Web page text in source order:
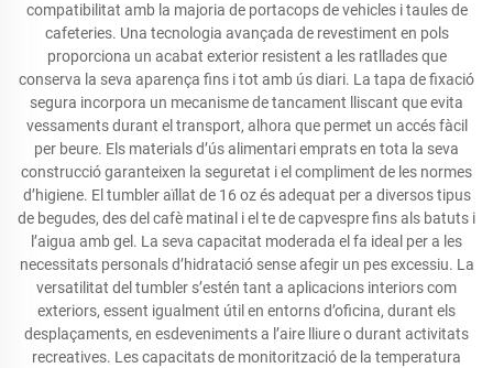
compatibilitat amb la majoria de portacops de vehicles i taules de
cafeteries. Una tecnologia avançada de revestiment en pols
proporciona un acabat exterior resistent a les ratllades que
conserva la seva aparença fins i tot amb ús diari. La tapa de fixació
segura incorpora un mecanisme de tancament lliscant que evita
vessaments durant el transport, alhora que permet un accés fàcil
per beure. Els materials d’ús alimentari emprats en tota la seva
construcció garanteixen la seguretat i el compliment de les normes
d’higiene. El tumbler aïllat de 16 oz és adequat per a diversos tipus
de begudes, des del cafè matinal i el te de capvespre fins als batuts i
l’aigua amb gel. La seva capacitat moderada el fa ideal per a les
necessitats personals d’hidratació sense afegir un pes excessiu. La
versatilitat del tumbler s’estén tant a aplicacions interiors com
exteriors, essent igualment útil en entorns d’oficina, durant els
desplaçaments, en esdeveniments a l’aire lliure o durant activitats
recreatives. Les capacitats de monitorització de la temperatura